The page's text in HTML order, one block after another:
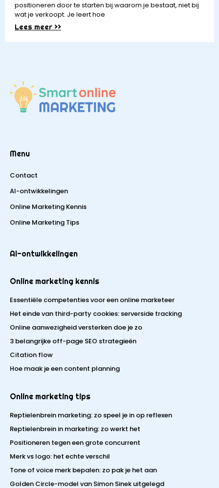
positioneren door te starten bij waarom je bestaat, niet bij
wat je verkoopt. Je leert hoe
Lees meer >>
Menu
Contact
AI-ontwikkelingen
Online Marketing Kennis
Online Marketing Tips
AI-ontwikkelingen
Online marketing kennis
Essentiële competenties voor een online marketeer
Het einde van third-party cookies: serverside tracking
Online aanwezigheid versterken doe je zo
3 belangrijke off-page SEO strategieën
Citation flow
Hoe maak je een content planning
Online marketing tips
Reptielenbrein marketing: zo speel je in op reflexen
Reptielenbrein in marketing: zo werkt het
Positioneren tegen een grote concurrent
Merk vs logo: het echte verschil
Tone of voice merk bepalen: zo pak je het aan
Golden Circle-model van Simon Sinek uitgelegd